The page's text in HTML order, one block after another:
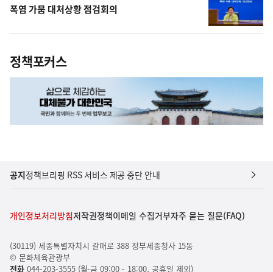
폭염 가뭄 대처상황 점검회의
정책포커스
공지정책브리핑 RSS 서비스 제공 중단 안내
개인정보처리방침저작권정책이메일 수집거부자주 묻는 질문(FAQ)
(30119) 세종특별자치시 갈매로 388 정부세종청사 15동
© 문화체육관광부
전화044-203-3555 (월-금 09:00 - 18:00, 공휴일 제외)